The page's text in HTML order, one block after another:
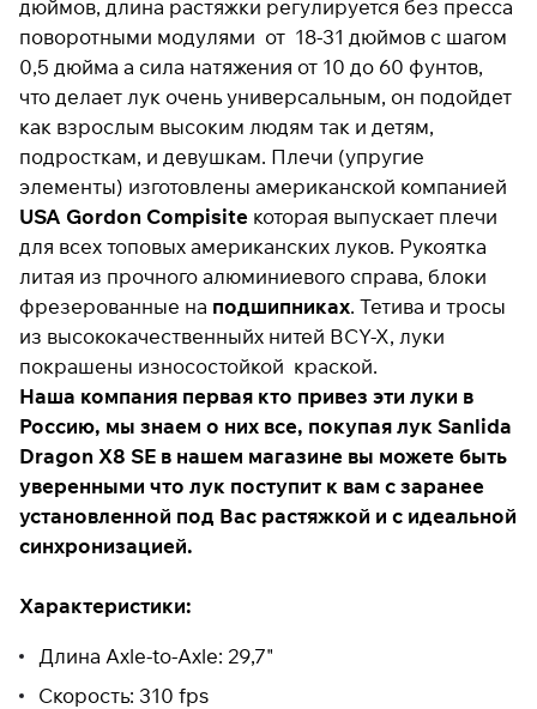
дюймов, длина растяжки регулируется без пресса
поворотными модулями от 18-31 дюймов с шагом
0,5 дюйма а сила натяжения от 10 до 60 фунтов,
что делает лук очень универсальным, он подойдет
как взрослым высоким людям так и детям,
подросткам, и девушкам. Плечи (упругие
элементы) изготовлены американской компанией
USA Gordon Compisite которая выпускает плечи
для всех топовых американских луков. Рукоятка
литая из прочного алюминиевого справа, блоки
фрезерованные на подшипниках. Тетива и тросы
из высококачественныйх нитей BCY-X, луки
покрашены износостойкой краской.
Наша компания первая кто привез эти луки в
Россию, мы знаем о них все, покупая лук Sanlida
Dragon X8 SE в нашем магазине вы можете быть
уверенными что лук поступит к вам с заранее
установленной под Вас растяжкой и с идеальной
синхронизацией.
Характеристики:
Длина Axle-to-Axle: 29,7"
Скорость: 310 fps
раз в 2 недели